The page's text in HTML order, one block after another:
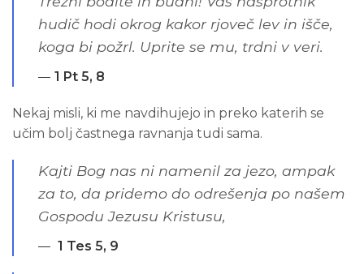
hudič hodi okrog kakor rjoveč lev in išče,
koga bi požrl. Uprite se mu, trdni v veri.
1 Pt 5, 8
Nekaj misli, ki me navdihujejo in preko katerih se
učim bolj častnega ravnanja tudi sama.
Kajti Bog nas ni namenil za jezo, ampak
za to, da pridemo do odrešenja po našem
Gospodu Jezusu Kristusu,
1 Tes 5, 9